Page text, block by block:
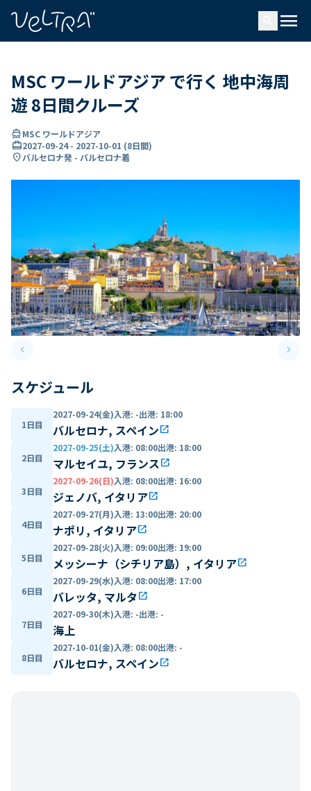
menu
MSC ワールドアジア で行く 地中海周
遊 8日間クルーズ
directions_boatMSC ワールドアジア
card_travel2027-09-24- 2027-10-01 (8日間)
location_onバルセロナ発 - バルセロナ着
keyboard_arrow_leftPrevious slide keyboard_arrow_right
スケジュール
1日目
2027-09-24(金)入港: -出港: 18:00
バルセロナ, スペインopen_in_new
2日目
2027-09-25(土)入港: 08:00出港: 18:00
マルセイユ, フランスopen_in_new
3日目
2027-09-26(日)入港: 08:00出港: 16:00
ジェノバ, イタリアopen_in_new
4日目
2027-09-27(月)入港: 13:00出港: 20:00
ナポリ, イタリアopen_in_new
5日目
2027-09-28(火)入港: 09:00出港: 19:00
メッシーナ（シチリア島）, イタリアopen_in_new
6日目
2027-09-29(水)入港: 08:00出港: 17:00
バレッタ, マルタopen_in_new
7日目
2027-09-30(木)入港: -出港: -
海上
8日目
2027-10-01(金)入港: 08:00出港: -
バルセロナ, スペインopen_in_new